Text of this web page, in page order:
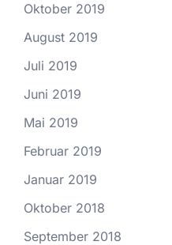
Oktober 2019
August 2019
Juli 2019
Juni 2019
Mai 2019
Februar 2019
Januar 2019
Oktober 2018
September 2018